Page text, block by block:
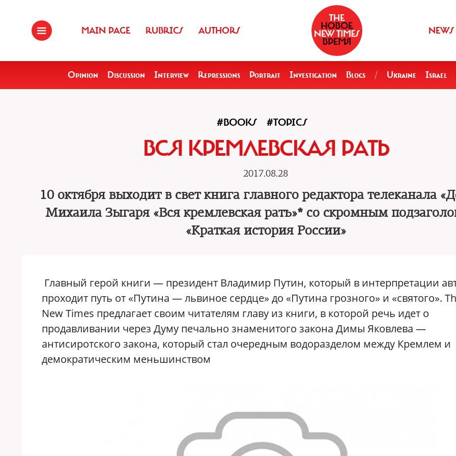
MAIN PAGE RUBRICS AUTHORS NEWS
Opinion Discussion Interview Repressions Portrait Investigation Blogs / Ukraine Israel
#BOOKS #TOPICS
ВСЯ КРЕМЛЕВСКАЯ РАТЬ
2017.08.28
10 октября выходит в свет книга главного редактора телеканала
Михаила Зыгаря «Вся кремлевская рать»* со скромным
«Краткая история России»
Главный герой книги — президент Владимир Путин, который в интерпретации
проходит путь от «Путина — львиное сердце» до «Путина грозного» и «святого».
New Times предлагает своим читателям главу из книги, в которой речь идет о
продавливании через Думу печально знаменитого закона Димы Яковлева —
антисиротского закона, который стал очередным водоразделом между Кремлем и
демократическим меньшинством